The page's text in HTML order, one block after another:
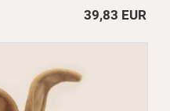
39,83 EUR